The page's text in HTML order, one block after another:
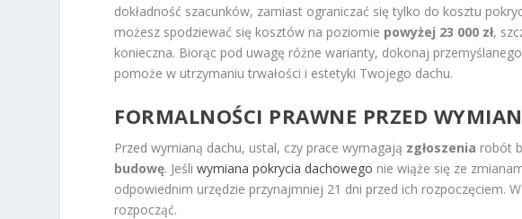
dokładność szacunków, zamiast ograniczać się tylko do kosztu
możesz spodziewać się kosztów na poziomie powyżej 23 000 zł,
konieczna. Biorąc pod uwagę różne warianty, dokonaj
pomoże w utrzymaniu trwałości i estetyki Twojego dachu.
FORMALNOŚCI PRAWNE PRZED
Przed wymianą dachu, ustal, czy prace wymagają zgłoszenia robót
budowę. Jeśliwymiana pokrycia dachowego nie wiąże się ze
odpowiednim urzędzie przynajmniej 21 dni przed ich rozpoczęciem.
rozpocząć.